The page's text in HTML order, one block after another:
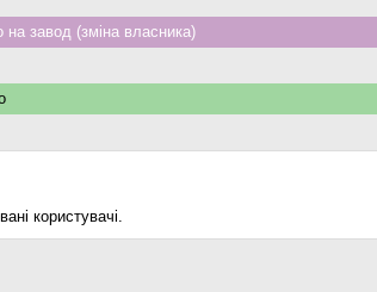
завод (зміна власника)
користувачі.